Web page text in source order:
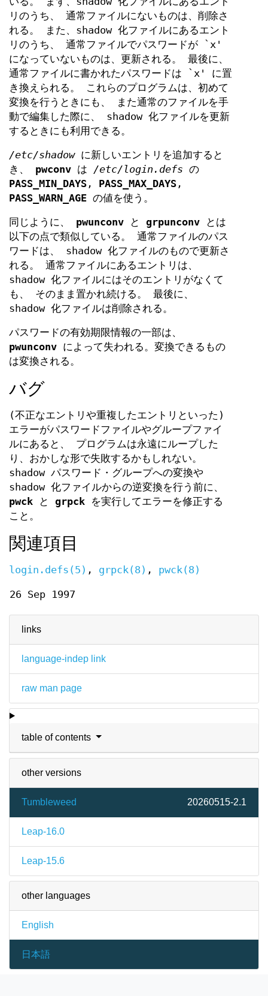
links
language-indep link
raw man page
table of contents
other versions
Tumbleweed 20260515-2.1
Leap-16.0
Leap-15.6
other languages
English
日本語
リのうち、 通常ファイルにないものは、削除さ
れる。 また、shadow 化ファイルにあるエント
リのうち、 通常ファイルでパスワードが `x'
になっていないものは、更新される。 最後に、
通常ファイルに書かれたパスワードは `x' に置
き換えられる。 これらのプログラムは、初めて
変換を行うときにも、 また通常のファイルを手
動で編集した際に、 shadow 化ファイルを更新
するときにも利用できる。
/etc/shadowに新しいエントリを追加すると
き、 pwconv は /etc/login.defs の
PASS_MIN_DAYS , PASS_MAX_DAYS ,
PASS_WARN_AGE の値を使う。
同じように、 pwunconv と grpunconv とは
以下の点で類似している。 通常ファイルのパス
ワードは、 shadow 化ファイルのもので更新さ
れる。 通常ファイルにあるエントリは、
shadow 化ファイルにはそのエントリがなくて
も、 そのまま置かれ続ける。 最後に、
shadow 化ファイルは削除される。
パスワードの有効期限情報の一部は、
pwunconv によって失われる。変換できるもの
は変換される。
バグ
(不正なエントリや重複したエントリといった)
エラーがパスワードファイルやグループファイ
ルにあると、 プログラムは永遠にループした
り、おかしな形で失敗するかもしれない。
shadow パスワード・グループへの変換や
shadow 化ファイルからの逆変換を行う前に、
pwck と grpck を実行してエラーを修正する
こと。
関連項目
login.defs(5) , grpck(8) , pwck(8)
26 Sep 1997